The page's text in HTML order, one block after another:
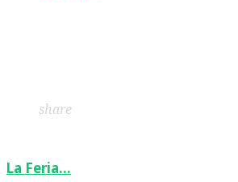
share
La Feria…